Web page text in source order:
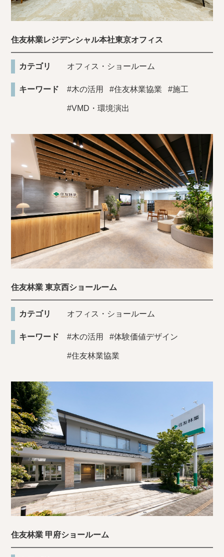
住友林業レジデンシャル本社東京オフィス
カテゴリ オフィス・ショールーム
キーワード #木の活用 #住友林業協業 #施工
#VMD・環境演出
住友林業 東京西ショールーム
カテゴリ オフィス・ショールーム
キーワード #木の活用 #体験価値デザイン
#住友林業協業
住友林業 甲府ショールーム